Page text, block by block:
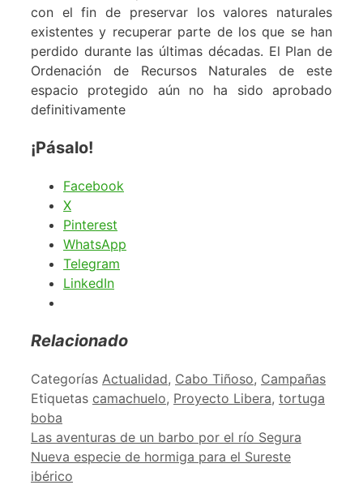
con el fin de preservar los valores naturales
existentes y recuperar parte de los que se han
perdido durante las últimas décadas. El Plan de
Ordenación de Recursos Naturales de este
espacio protegido aún no ha sido aprobado
definitivamente
¡Pásalo!
Facebook
X
Pinterest
WhatsApp
Telegram
LinkedIn
Relacionado
Categorías Actualidad, Cabo Tiñoso, Campañas
Etiquetas camachuelo, Proyecto Libera, tortuga
boba
Las aventuras de un barbo por el río Segura
Nueva especie de hormiga para el Sureste
ibérico